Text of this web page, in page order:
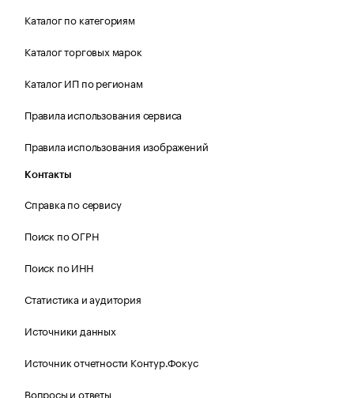
Каталог по категориям
Каталог торговых марок
Каталог ИП по регионам
Правила использования сервиса
Правила использования изображений
Контакты
Справка по сервису
Поиск по ОГРН
Поиск по ИНН
Статистика и аудитория
Источники данных
Источник отчетности Контур.Фокус
Вопросы и ответы